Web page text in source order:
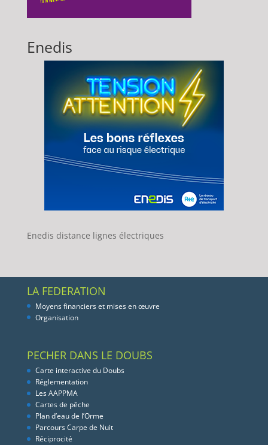
Enedis
Enedis distance lignes électriques
LA FEDERATION
Moyens financiers et mises en œuvre
Organisation
PECHER DANS LE DOUBS
Carte interactive du Doubs
Réglementation
Les AAPPMA
Cartes de pêche
Plan d’eau de l’Orme
Parcours Carpe de Nuit
Réciprocité